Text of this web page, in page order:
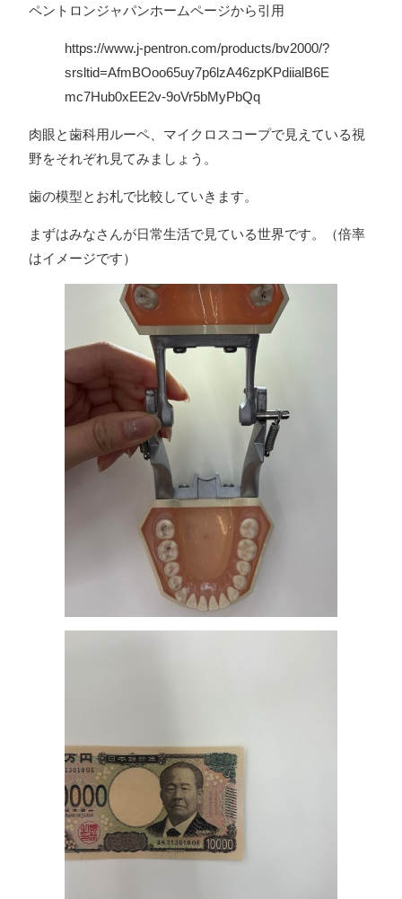
ペントロンジャパンホームページから引用
https://www.j-pentron.com/products/bv2000/?
srsltid=AfmBOoo65uy7p6lzA46zpKPdiialB6E
mc7Hub0xEE2v-9oVr5bMyPbQq
肉眼と歯科用ルーペ、マイクロスコープで見えている視
野をそれぞれ見てみましょう。
歯の模型とお札で比較していきます。
まずはみなさんが日常生活で見ている世界です。（倍率
はイメージです）